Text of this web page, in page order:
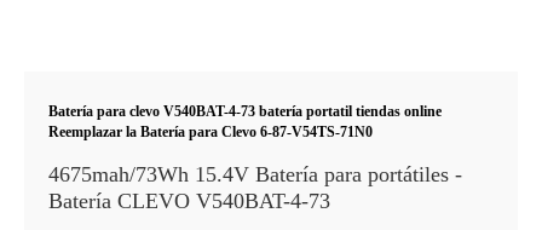
Batería para clevo V540BAT-4-73 batería portatil tiendas online
Reemplazar la Batería para Clevo 6-87-V54TS-71N0
4675mah/73Wh 15.4V Batería para portátiles -
Batería CLEVO V540BAT-4-73